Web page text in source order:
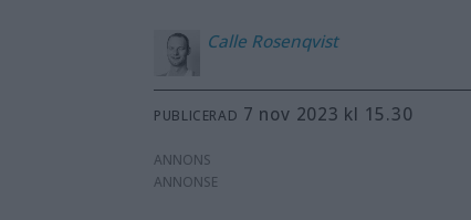
Calle Rosenqvist
PUBLICERAD 7 nov 2023 kl 15.30
ANNONS